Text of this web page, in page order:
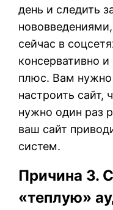
день и следить
сейчас в
консервативно
плюс. Вам нужно
настроить сайт,
нужно один раз
ваш сайт
систем.
Причина 3.
«теплую»